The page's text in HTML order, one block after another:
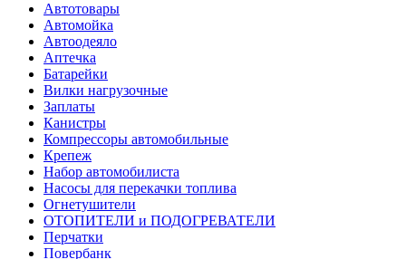
Автотовары
Автомойка
Автоодеяло
Аптечка
Батарейки
Вилки нагрузочные
Заплаты
Канистры
Компрессоры автомобильные
Крепеж
Набор автомобилиста
Насосы для перекачки топлива
Огнетушители
ОТОПИТЕЛИ и ПОДОГРЕВАТЕЛИ
Перчатки
Повербанк